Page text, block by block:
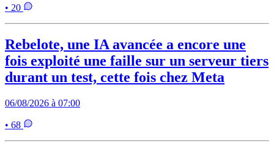
• 20
Rebelote, une IA avancée a encore une
fois exploité une faille sur un serveur tiers
durant un test, cette fois chez Meta
06/08/2026 à 07:00
• 68